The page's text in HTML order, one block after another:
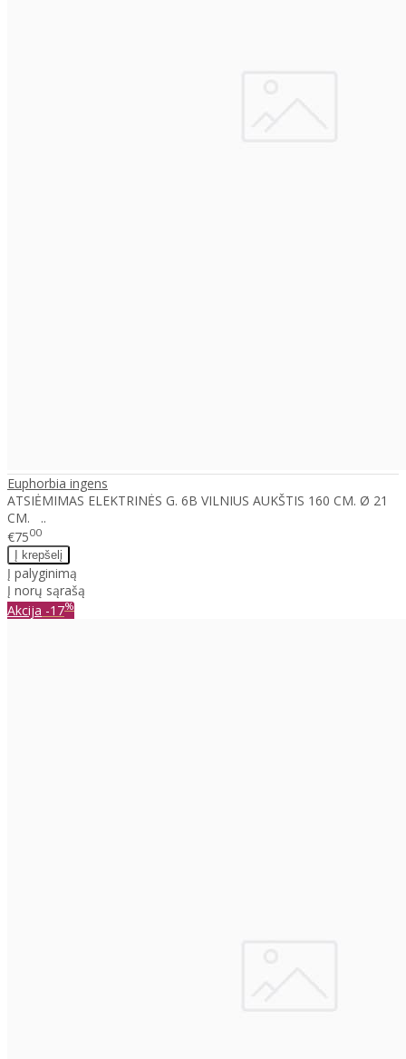
Euphorbia ingens
ATSIĖMIMAS ELEKTRINĖS G. 6B VILNIUS AUKŠTIS 160 CM. Ø 21
CM. ..
€7500
Į palyginimą
Į norų sąrašą
Akcija -17%